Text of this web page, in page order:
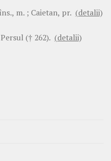
m. ; Caietan, pr. (detalii)
(† 262). (detalii)